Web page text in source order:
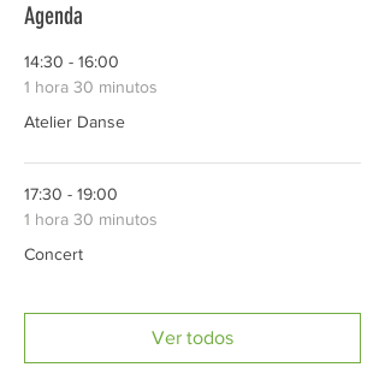
Agenda
14:30 - 16:00
1 hora 30 minutos
Atelier Danse
17:30 - 19:00
1 hora 30 minutos
Concert
Ver todos